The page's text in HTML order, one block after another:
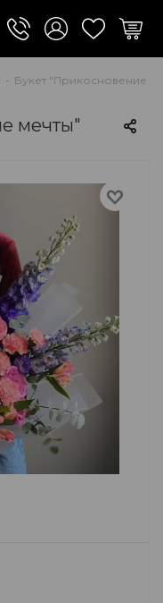
- Букет "Прикосновение
мечты"